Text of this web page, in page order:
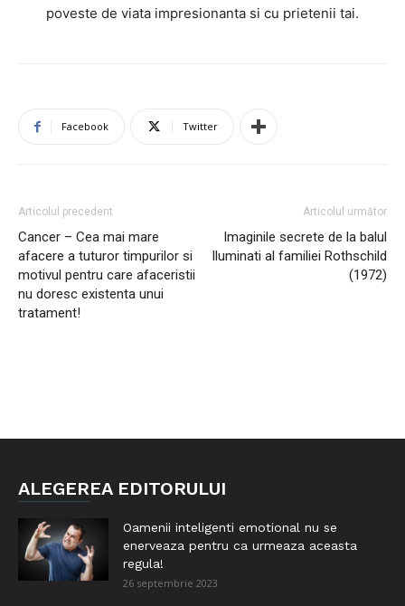
poveste de viata impresionanta si cu prietenii tai.
Facebook Twitter
Articolul precedent
Cancer – Cea mai mare
afacere a tuturor timpurilor si
motivul pentru care afaceristii
nu doresc existenta unui
tratament!
Articolul următor
Imaginile secrete de la balul
Iluminati al familiei Rothschild
(1972)
ALEGEREA EDITORULUI
Oamenii inteligenti emotional nu se
enerveaza pentru ca urmeaza aceasta
regula!
26 septembrie 2023